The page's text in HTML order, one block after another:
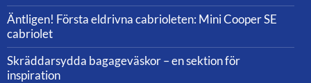
Äntligen! Första eldrivna cabrioleten: Mini Cooper SE
cabriolet
Skräddarsydda bagageväskor – en sektion för
inspiration